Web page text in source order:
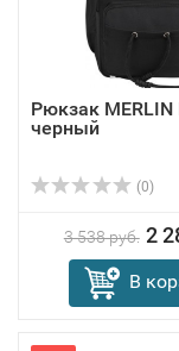
Рюкзак MERLIN
черный
(0)
3 538 руб. 2
В